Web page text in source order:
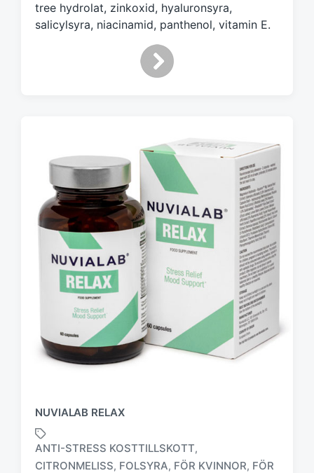
tree hydrolat, zinkoxid, hyaluronsyra,
salicylsyra, niacinamid, panthenol, vitamin E.
NUVIALAB RELAX
ANTI-STRESS KOSTTILLSKOTT,
CITRONMELISS, FOLSYRA, FÖR KVINNOR, FÖR